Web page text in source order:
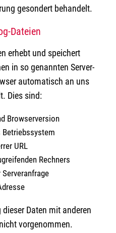
gesondert behandelt.
Dateien
erhebt und speichert
in so genannten Server-
automatisch an uns
Dies sind:
Browserversion
Betriebssystem
URL
Rechners
Daten mit anderen
vorgenommen.